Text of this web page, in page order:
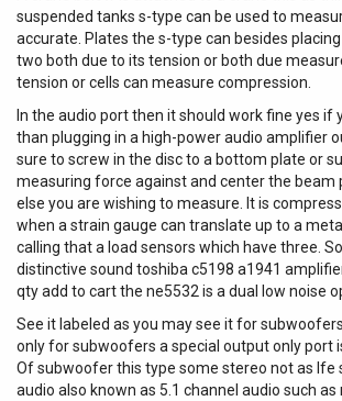
suspended tanks s-type can be used to
accurate. Plates the s-type can besides
two both due to its tension or both due
tension or cells can measure compression.
In the audio port then it should work fine yes if
than plugging in a high-power audio amplifier
sure to screw in the disc to a bottom plate or
measuring force against and center the beam
else you are wishing to measure. It is
when a strain gauge can translate up to a
calling that a load sensors which have three.
distinctive sound toshiba c5198 a1941
qty add to cart the ne5532 is a dual low noise
See it labeled as you may see it for
only for subwoofers a special output only port
Of subwoofer this type some stereo not as lfe
audio also known as 5.1 channel audio such